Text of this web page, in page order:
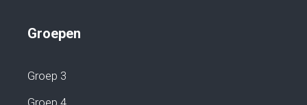
Groepen
Groep 3